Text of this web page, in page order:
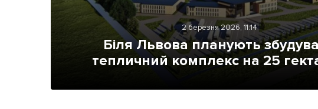
Життя
Культура
Афіша
2 березня 2026, 11:14
Біля Львова планують
тепличний комплекс на 25